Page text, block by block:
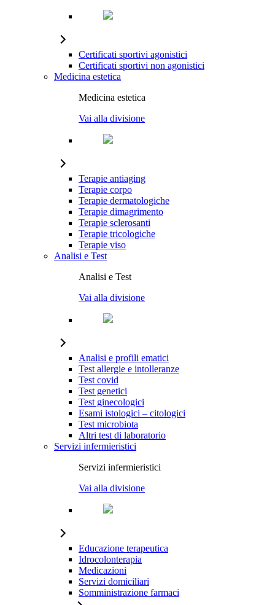
Certificati sportivi agonistici
Certificati sportivi non agonistici
Medicina estetica
Medicina estetica
Vai alla divisione
Terapie antiaging
Terapie corpo
Terapie dermatologiche
Terapie dimagrimento
Terapie sclerosanti
Terapie tricologiche
Terapie viso
Analisi e Test
Analisi e Test
Vai alla divisione
Analisi e profili ematici
Test allergie e intolleranze
Test covid
Test genetici
Test ginecologici
Esami istologici – citologici
Test microbiota
Altri test di laboratorio
Servizi infermieristici
Servizi infermieristici
Vai alla divisione
Educazione terapeutica
Idrocolonterapia
Medicazioni
Servizi domiciliari
Somministrazione farmaci